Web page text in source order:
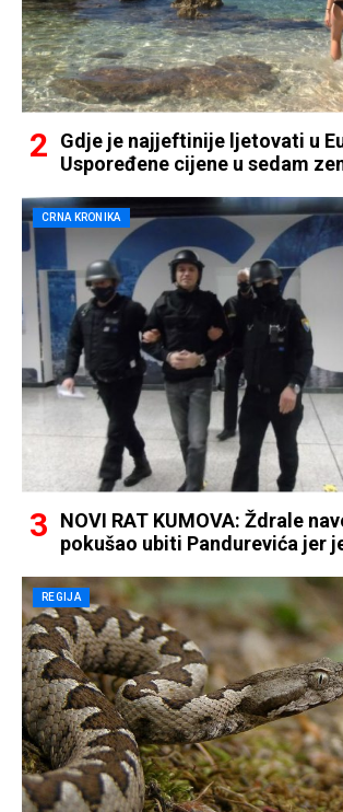
Gdje je najjeftinije ljetovati u
Uspoređene cijene u sedam
CRNA KRONIKA
NOVI RAT KUMOVA: Ždrale
pokušao ubiti Pandurevića jer
REGIJA